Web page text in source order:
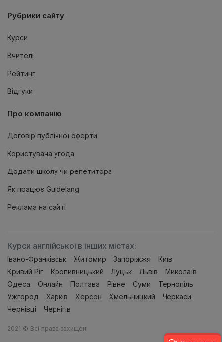
Рубрики сайту
Курси
Вчителі
Рейтинг
Відгуки
Про компанію
Договір публічної оферти
Користувача угода
Додати школу чи репетитора
Як працює Guidelang
Реклама на сайтi
Курси англійської в інших містах:
Івано-Франківськ Житомир Запоріжжя
Київ
Кривий Ріг
Кропивницький Луцьк Львів
Миколаїв
Одеса
Онлайн Полтава Рівне Суми
Тернопiль
Ужгород
Харків Херсон Хмельницкий
Черкаси
Чернівці
Чернігів
2021 © Всі права захищені